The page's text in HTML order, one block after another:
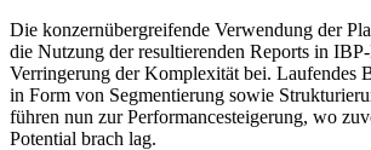
Die konzernübergreifende Verwendung der
die Nutzung der resultierenden Reports in
Verringerung der Komplexität bei. Laufendes
in Form von Segmentierung sowie
führen nun zur Performancesteigerung, wo
Potential brach lag.